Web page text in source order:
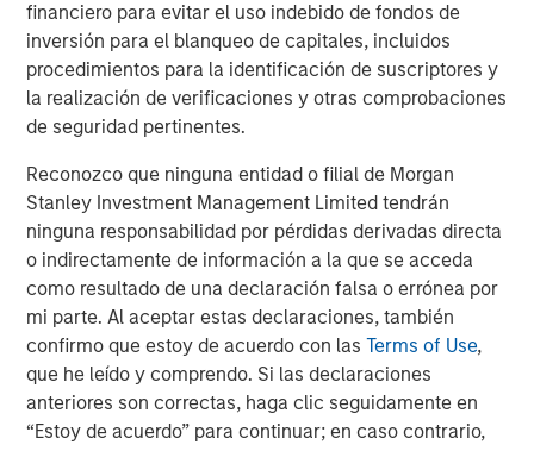
financiero para evitar el uso indebido de fondos de
inversión para el blanqueo de capitales, incluidos
procedimientos para la identificación de suscriptores y
la realización de verificaciones y otras comprobaciones
de seguridad pertinentes.
Reconozco que ninguna entidad o filial de Morgan
Stanley Investment Management Limited tendrán
ninguna responsabilidad por pérdidas derivadas directa
o indirectamente de información a la que se acceda
como resultado de una declaración falsa o errónea por
mi parte. Al aceptar estas declaraciones, también
confirmo que estoy de acuerdo con lasTerms of Use,
que he leído y comprendo. Si las declaraciones
anteriores son correctas, haga clic seguidamente en
“Estoy de acuerdo” para continuar; en caso contrario,
“We are pleased to be UVP’s financing partner and
support the company in its next phase of growth,” said
Ashwin Krishnan, co-Head of North America Private
Credit, Morgan Stanley Investment Management. “This
debt investment is an example of our ability to provide
flexible credit capital in the current operating
environment.”
Harris Williams LLC advised UVP and acted as exclusive
placement agent in connection with the transaction.
QS Capital Advisors acted as the exclusive advisor to
Brooks Eye Associates in connection with the partnership.
About Unifeye Vision Partners